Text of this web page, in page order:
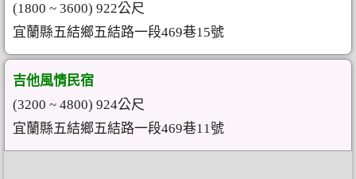
(1800 ~ 3600) 922公尺
宜蘭縣五結鄉五結路一段469巷15號
吉他風情民宿
(3200 ~ 4800) 924公尺
宜蘭縣五結鄉五結路一段469巷11號